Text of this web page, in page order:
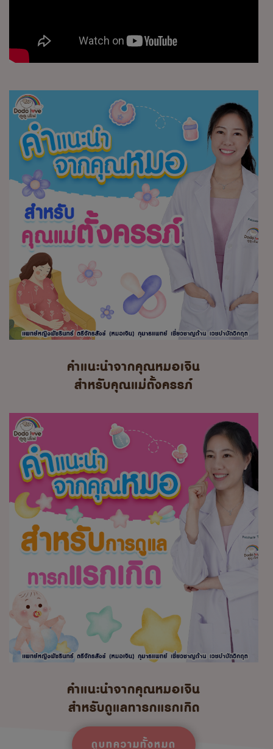
คำแนะนำจากคุณหมอเจิน
สำหรับคุณแม่ตั้งครรภ์
คำแนะนำจากคุณหมอเจิน
สำหรับดูแลทารกแรกเกิด
ดูบทความทั้งหมด